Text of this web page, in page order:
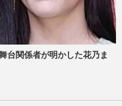
台関係者が明かした花乃ま